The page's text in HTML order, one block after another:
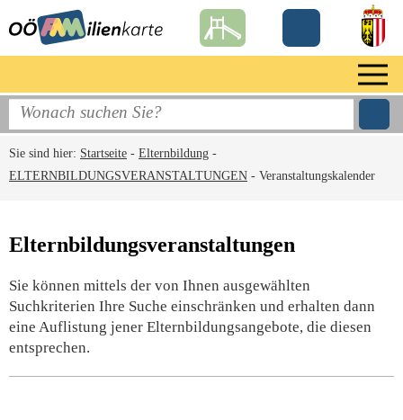
Sie sind hier: Startseite - Elternbildung -
ELTERNBILDUNGSVERANSTALTUNGEN - Veranstaltungskalender
Elternbildungsveranstaltungen
Sie können mittels der von Ihnen ausgewählten
Suchkriterien Ihre Suche einschränken und erhalten dann
eine Auflistung jener Elternbildungsangebote, die diesen
entsprechen.